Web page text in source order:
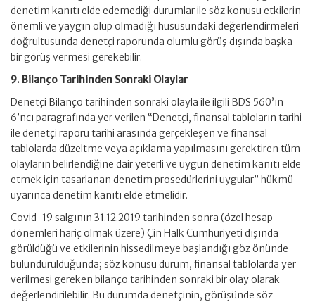
denetim kanıtı elde edemediği durumlar ile söz konusu etkilerin
önemli ve yaygın olup olmadığı hususundaki değerlendirmeleri
doğrultusunda denetçi raporunda olumlu görüş dışında başka
bir görüş vermesi gerekebilir.
9. Bilanço Tarihinden Sonraki Olaylar
Denetçi Bilanço tarihinden sonraki olayla ile ilgili BDS 560’ın
6’ncı paragrafında yer verilen “Denetçi, finansal tabloların tarihi
ile denetçi raporu tarihi arasında gerçekleşen ve finansal
tablolarda düzeltme veya açıklama yapılmasını gerektiren tüm
olayların belirlendiğine dair yeterli ve uygun denetim kanıtı elde
etmek için tasarlanan denetim prosedürlerini uygular” hükmü
uyarınca denetim kanıtı elde etmelidir.
Covid-19 salgının 31.12.2019 tarihinden sonra (özel hesap
dönemleri hariç olmak üzere) Çin Halk Cumhuriyeti dışında
görüldüğü ve etkilerinin hissedilmeye başlandığı göz önünde
bulundurulduğunda; söz konusu durum, finansal tablolarda yer
verilmesi gereken bilanço tarihinden sonraki bir olay olarak
değerlendirilebilir. Bu durumda denetçinin, görüşünde söz